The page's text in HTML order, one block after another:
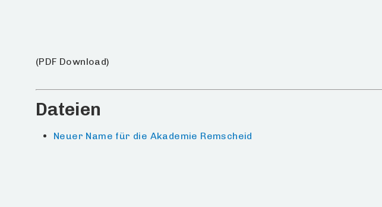
(PDF Download)
Dateien
Neuer Name für die Akademie Remscheid